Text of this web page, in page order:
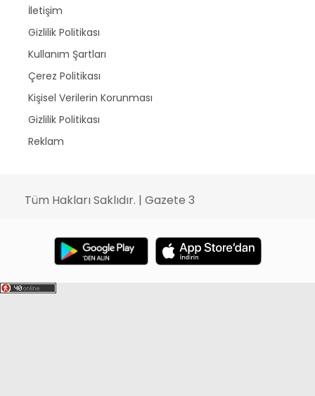
İletişim
Gizlilik Politikası
Kullanım Şartları
Çerez Politikası
Kişisel Verilerin Korunması
Gizlilik Politikası
Reklam
Tüm Hakları Saklıdır. | Gazete 3